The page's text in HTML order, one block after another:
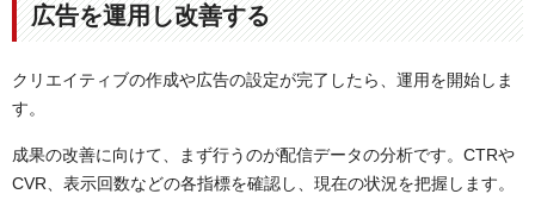
広告を運用し改善する
クリエイティブの作成や広告の設定が完了したら、運用を開始しま
す。
成果の改善に向けて、まず行うのが配信データの分析です。CTRや
CVR、表示回数などの各指標を確認し、現在の状況を把握します。